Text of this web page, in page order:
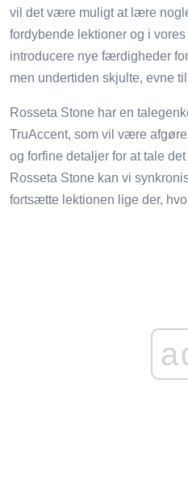
vil det være muligt at lære
fordybende lektioner og i
introducere nye færdigheder
men undertiden skjulte, evne
Rosseta Stone har en
TruAccent, som vil være
og forfine detaljer for at tale
Rosseta Stone kan vi
fortsætte lektionen lige der,